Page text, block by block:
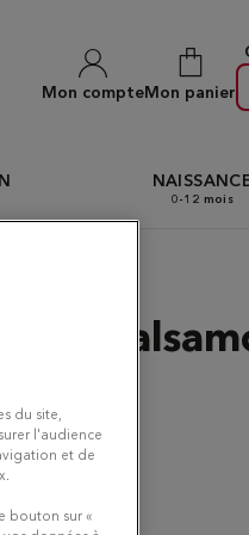
Mon compteMon panier
0-12 mois
du site,
l'audience
et de
bouton sur «